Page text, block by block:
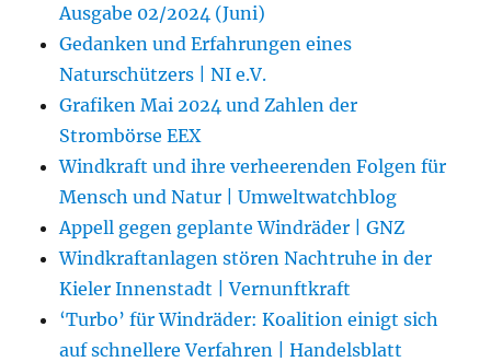
Ausgabe 02/2024 (Juni)
Gedanken und Erfahrungen eines
Naturschützers | NI e.V.
Grafiken Mai 2024 und Zahlen der
Strombörse EEX
Windkraft und ihre verheerenden Folgen für
Mensch und Natur | Umweltwatchblog
Appell gegen geplante Windräder | GNZ
Windkraftanlagen stören Nachtruhe in der
Kieler Innenstadt | Vernunftkraft
‘Turbo’ für Windräder: Koalition einigt sich
auf schnellere Verfahren | Handelsblatt